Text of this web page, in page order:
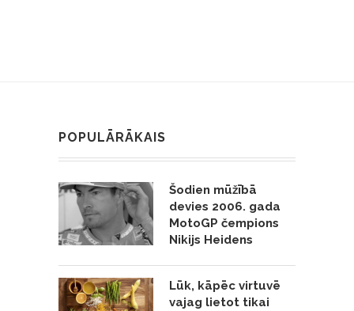
POPULĀRĀKAIS
Šodien mūžībā
devies 2006. gada
MotoGP čempions
Nikijs Heidens
Lūk, kāpēc virtuvē
vajag lietot tikai